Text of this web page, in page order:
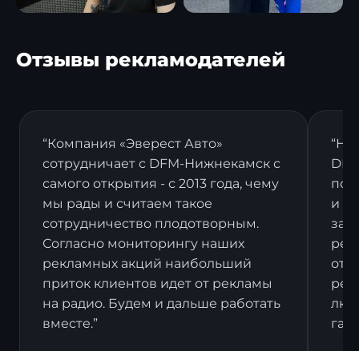
Отзывы рекламодателей
“Компания «Эверест Авто»
сотрудничает с DFM-Нижнекамск с
самого открытия - с 2013 года, чему
мы рады и считаем такое
сотрудничество плодотворным.
Согласно мониторингу наших
рекламных акций наибольший
приток клиентов идет от рекламы
на радио. Будем и дальше работать
вместе.”
и в